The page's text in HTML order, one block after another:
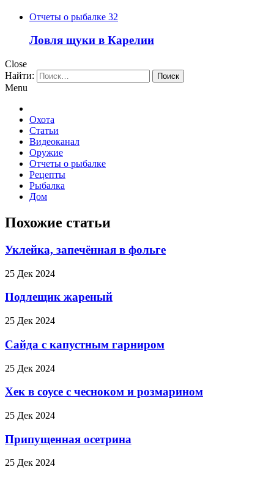
Отчеты о рыбалке 32
Ловля щуки в Карелии
Close
Найти:
Menu
Охота
Статьи
Видеоканал
Оружие
Отчеты о рыбалке
Рецепты
Рыбалка
Дом
Похожие статьи
Уклейка, запечённая в фольге
25 Дек 2024
Подлещик жареный
25 Дек 2024
Сайда с капустным гарниром
25 Дек 2024
Хек в соусе с чесноком и розмарином
25 Дек 2024
Припущенная осетрина
25 Дек 2024